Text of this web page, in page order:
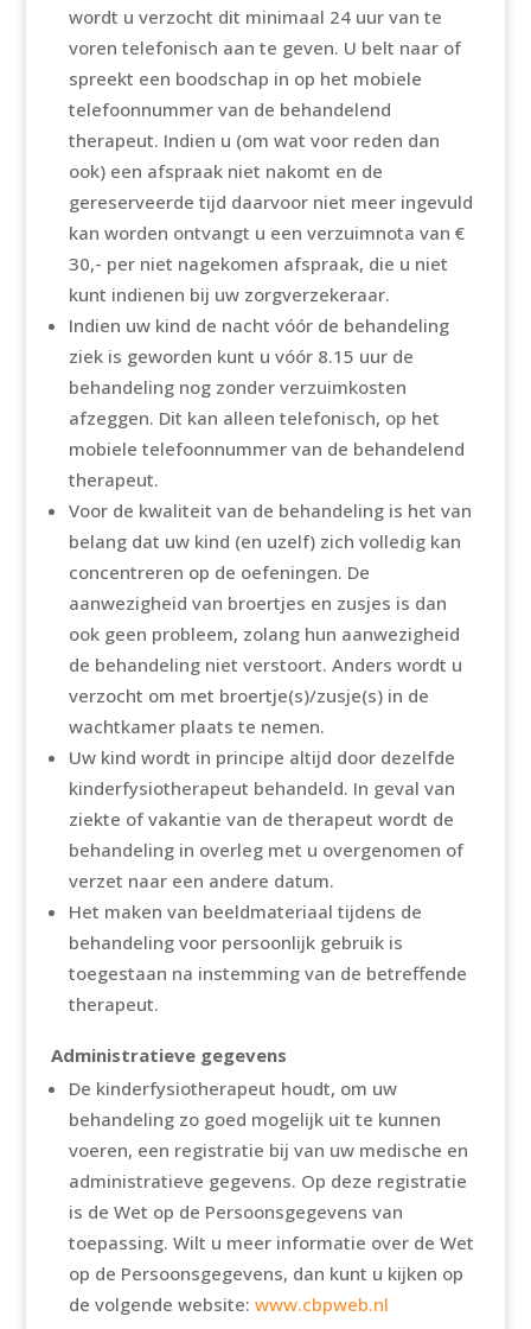
wordt u verzocht dit minimaal 24 uur van te
voren telefonisch aan te geven. U belt naar of
spreekt een boodschap in op het mobiele
telefoonnummer van de behandelend
therapeut. Indien u (om wat voor reden dan
ook) een afspraak niet nakomt en de
gereserveerde tijd daarvoor niet meer ingevuld
kan worden ontvangt u een verzuimnota van €
30,- per niet nagekomen afspraak, die u niet
kunt indienen bij uw zorgverzekeraar.
Indien uw kind de nacht vóór de behandeling
ziek is geworden kunt u vóór 8.15 uur de
behandeling nog zonder verzuimkosten
afzeggen. Dit kan alleen telefonisch, op het
mobiele telefoonnummer van de behandelend
therapeut.
Voor de kwaliteit van de behandeling is het van
belang dat uw kind (en uzelf) zich volledig kan
concentreren op de oefeningen. De
aanwezigheid van broertjes en zusjes is dan
ook geen probleem, zolang hun aanwezigheid
de behandeling niet verstoort. Anders wordt u
verzocht om met broertje(s)/zusje(s) in de
wachtkamer plaats te nemen.
Uw kind wordt in principe altijd door dezelfde
kinderfysiotherapeut behandeld. In geval van
ziekte of vakantie van de therapeut wordt de
behandeling in overleg met u overgenomen of
verzet naar een andere datum.
Het maken van beeldmateriaal tijdens de
behandeling voor persoonlijk gebruik is
toegestaan na instemming van de betreffende
therapeut.
Administratieve gegevens
De kinderfysiotherapeut houdt, om uw
behandeling zo goed mogelijk uit te kunnen
voeren, een registratie bij van uw medische en
administratieve gegevens. Op deze registratie
is de Wet op de Persoonsgegevens van
toepassing. Wilt u meer informatie over de Wet
op de Persoonsgegevens, dan kunt u kijken op
de volgende website: www.cbpweb.nl